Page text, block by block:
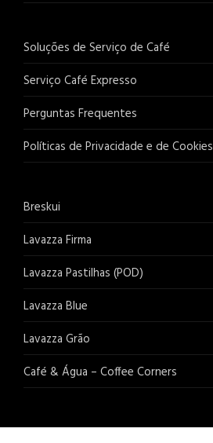
Soluções de Serviço de Café
Serviço Café Expresso
Perguntas Frequentes
Políticas de Privacidade e de Cookies
Breskui
Lavazza Firma
Lavazza Pastilhas (POD)
Lavazza Blue
Lavazza Grão
Café & Água – Coffee Corners